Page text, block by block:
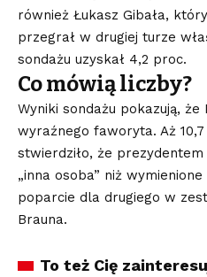
również Łukasz Gibała,
przegrał w drugiej turze
sondażu uzyskał 4,2 proc.
Co mówią liczby?
Wyniki sondażu pokazują, że
wyraźnego faworyta. Aż
stwierdziło, że
„inna osoba” niż
poparcie dla drugiego w
Brauna.
To też Cię